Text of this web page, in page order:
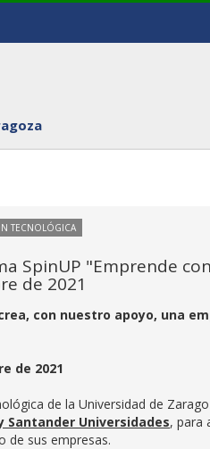
TECNOLÓGICA
SpinUP "Emprende
de 2021
con nuestro apoyo, una
de 2021
de la Universidad de
Santander Universidades, para
de sus empresas.